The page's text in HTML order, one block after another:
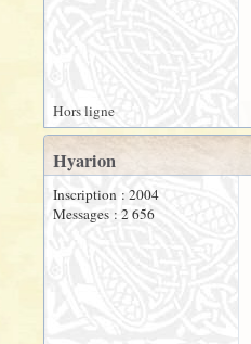
Hors ligne
Hyarion
Inscription : 2004
Messages : 2 656